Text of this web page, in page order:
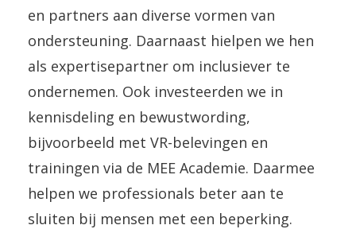
en partners aan diverse vormen van
ondersteuning. Daarnaast hielpen we hen
als expertisepartner om inclusiever te
ondernemen. Ook investeerden we in
kennisdeling en bewustwording,
bijvoorbeeld met VR-belevingen en
trainingen via de MEE Academie. Daarmee
helpen we professionals beter aan te
sluiten bij mensen met een beperking.